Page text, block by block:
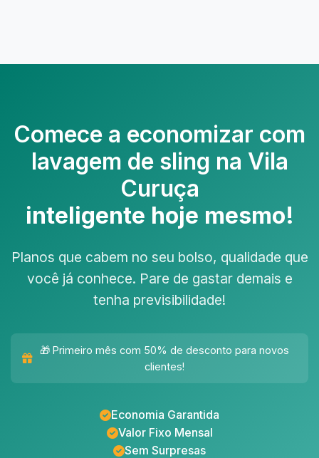
Comece a economizar com
lavagem de sling na Vila
Curuça
inteligente hoje mesmo!
Planos que cabem no seu bolso, qualidade que
você já conhece. Pare de gastar demais e
tenha previsibilidade!
🎁 Primeiro mês com 50% de desconto para novos
clientes!
Economia Garantida
Valor Fixo Mensal
Sem Surpresas